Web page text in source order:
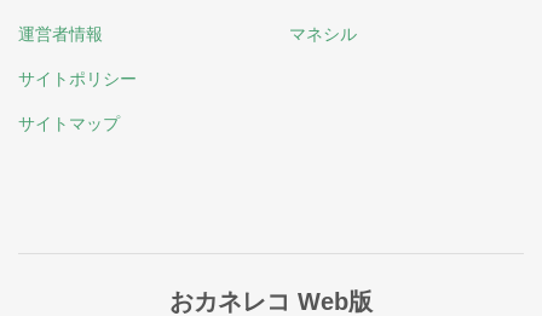
運営者情報
サイトポリシー
サイトマップ
マネシル
おカネレコ Web版